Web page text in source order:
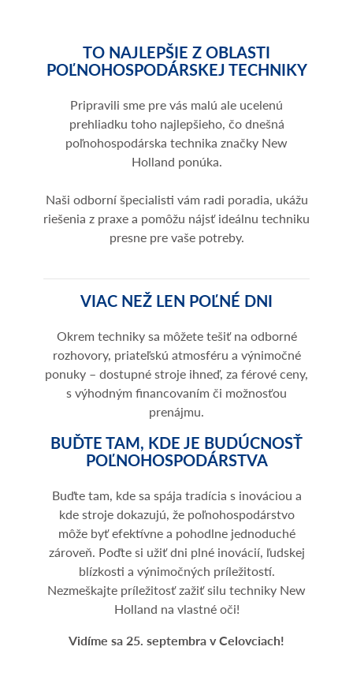
TO NAJLEPŠIE Z OBLASTI
POĽNOHOSPODÁRSKEJ TECHNIKY
Pripravili sme pre vás malú ale ucelenú
prehliadku toho najlepšieho, čo dnešná
poľnohospodárska technika značky New
Holland ponúka.
Naši odborní špecialisti vám radi poradia, ukážu
riešenia z praxe a pomôžu nájsť ideálnu techniku
presne pre vaše potreby.
VIAC NEŽ LEN POĽNÉ DNI
Okrem techniky sa môžete tešiť na odborné
rozhovory, priateľskú atmosféru a výnimočné
ponuky – dostupné stroje ihneď, za férové ceny,
s výhodným financovaním či možnosťou
prenájmu.
BUĎTE TAM, KDE JE BUDÚCNOSŤ
POĽNOHOSPODÁRSTVA
Buďte tam, kde sa spája tradícia s inováciou a
kde stroje dokazujú, že poľnohospodárstvo
môže byť efektívne a pohodlne jednoduché
zároveň. Poďte si užiť dni plné inovácií, ľudskej
blízkosti a výnimočných príležitostí.
Nezmeškajte príležitosť zažiť silu techniky New
Holland na vlastné oči!
Vidíme sa 25. septembra v Celovciach!